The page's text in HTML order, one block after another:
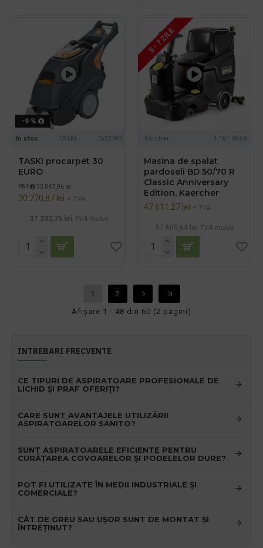
-9 %
In stoc TASKI 7522309
TASKI procarpet 30
EURO
PRP 33.847,96 lei
30.770,87 lei + TVA
37.232,75 lei TVA inclus
5 - 7 ZILE
Kärcher 1.161-083.0
Masina de spalat
pardoseli BD 50/70 R
Classic Anniversary
Edition, Kaercher
47.611,27 lei + TVA
57.609,64 lei TVA inclus
1
2
Afişare 1 - 48 din 60 (2 pagini)
INTREBARI FRECVENTE
CE TIPURI DE ASPIRATOARE PROFESIONALE DE
LICHID ȘI PRAF OFERIȚI?
CARE SUNT AVANTAJELE UTILIZĂRII
ASPIRATOARELOR SANITO?
SUNT ASPIRATOARELE EFICIENTE PENTRU
CURĂȚAREA COVOARELOR ȘI PODELELOR DURE?
POT FI UTILIZATE ÎN MEDII INDUSTRIALE ȘI
COMERCIALE?
CÂT DE GREU SAU UȘOR SUNT DE MONTAT ȘI
ÎNTREȚINUT?